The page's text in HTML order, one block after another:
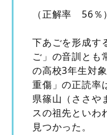
（正解率 56％）
下あごを形成す
ご」の音訓とも
の高校3年生対
重傷」の正読率
県篠山（ささや
スの祖先といわ
見つかった。